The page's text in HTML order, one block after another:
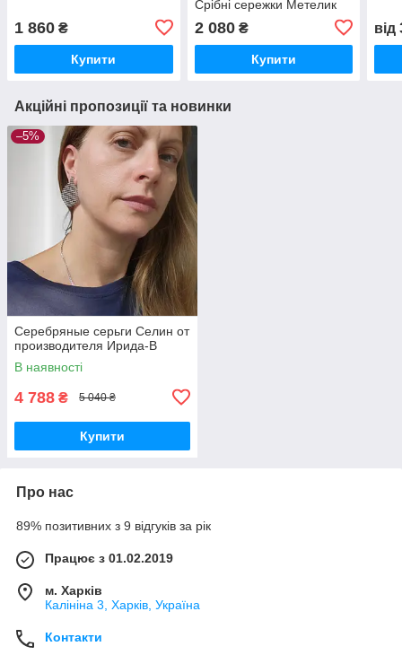
1 860 ₴
Купити
Срібні сережки Метелик
2 080₴
Купити
від
Акційні пропозиції та новинки
–5%
Серебряные серьги Селин от
производителя Ирида-В
В наявності
4 788 ₴ 5 040 ₴
Купити
Про нас
89% позитивних з 9 відгуків за рік
Працює з 01.02.2019
м. Харків
Калініна 3, Харків, Україна
Контакти